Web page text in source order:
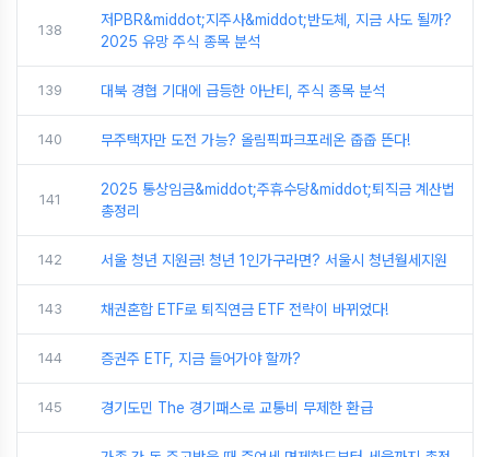
138
저PBR&middot;지주사&middot;반도체, 지금 사도 될까?
2025 유망 주식 종목 분석
139 대북 경협 기대에 급등한 아난티, 주식 종목 분석
140 무주택자만 도전 가능? 올림픽파크포레온 줍줍 뜬다!
141
2025 통상임금&middot;주휴수당&middot;퇴직금 계산법
총정리
142 서울 청년 지원금! 청년 1인가구라면? 서울시 청년월세지원
143 채권혼합 ETF로 퇴직연금 ETF 전략이 바뀌었다!
144 증권주 ETF, 지금 들어가야 할까?
145 경기도민 The 경기패스로 교통비 무제한 환급